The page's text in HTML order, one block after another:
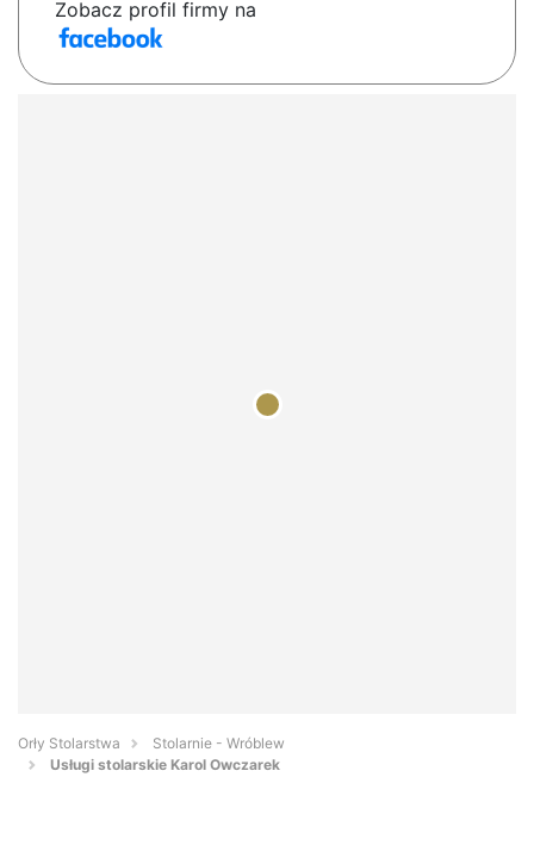
Zobacz profil firmy na
Orły Stolarstwa
Stolarnie - Wróblew
Usługi stolarskie Karol Owczarek